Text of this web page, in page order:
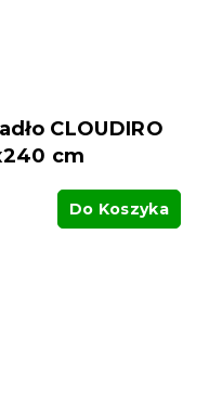
CLOUDIRO
cm
Do Koszyka